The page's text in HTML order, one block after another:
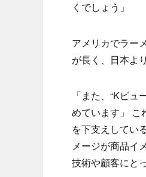
くでしょう」
アメリカでラー
が長く、日本よ
「また、“Kビ
めています」 こ
を下支えしてい
メージが商品イ
技術や顧客にと